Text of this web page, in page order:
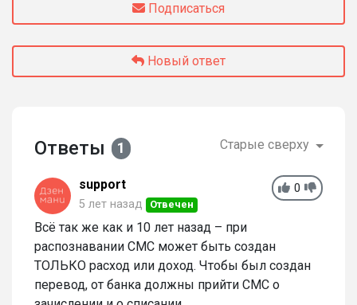
Подписаться
Новый ответ
Ответы 1 Старые сверху
0
support
5 лет назад Отвечен
Всё так же как и 10 лет назад – при
распознавании СМС может быть создан
ТОЛЬКО расход или доход. Чтобы был создан
перевод, от банка должны прийти СМС о